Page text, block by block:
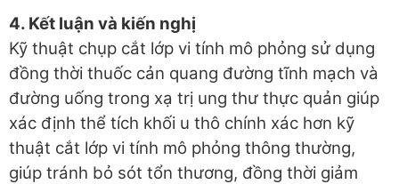
4. Kết luận và kiến nghị
Kỹ thuật chụp cắt lớp vi tính mô phỏng sử dụng
đồng thời thuốc cản quang đường tĩnh mạch và
đường uống trong xạ trị ung thư thực quản giúp
xác định thể tích khối u thô chính xác hơn kỹ
thuật cắt lớp vi tính mô phỏng thông thường,
giúp tránh bỏ sót tổn thương, đồng thời giảm